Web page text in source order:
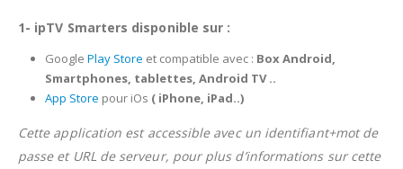
1- ipTV Smarters disponible sur :
Google Play Store et compatible avec : Box Android,
Smartphones, tablettes, Android TV ..
App Store pour iOs ( iPhone, iPad..)
Cette application est accessible avec un identifiant+mot de
passe et URL de serveur, pour plus d’informations sur cette